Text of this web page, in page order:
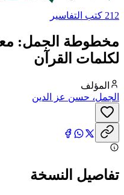
212 كتب التفاسير
مخطوطة الجمل:
لكلمات القرآن
المؤلف
الجمل، حسن عز الدين
تفاصيل النسخة